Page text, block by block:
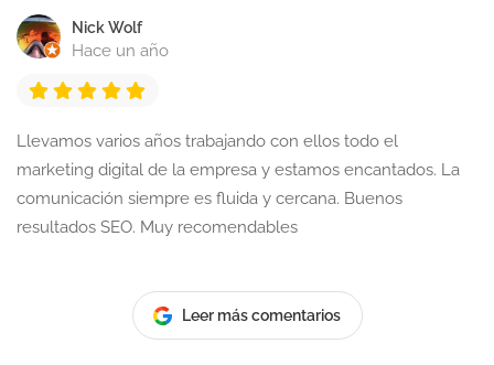
Nick Wolf
Hace un año
Llevamos varios años trabajando con ellos todo el
marketing digital de la empresa y estamos encantados. La
comunicación siempre es fluida y cercana. Buenos
resultados SEO. Muy recomendables
Leer más comentarios